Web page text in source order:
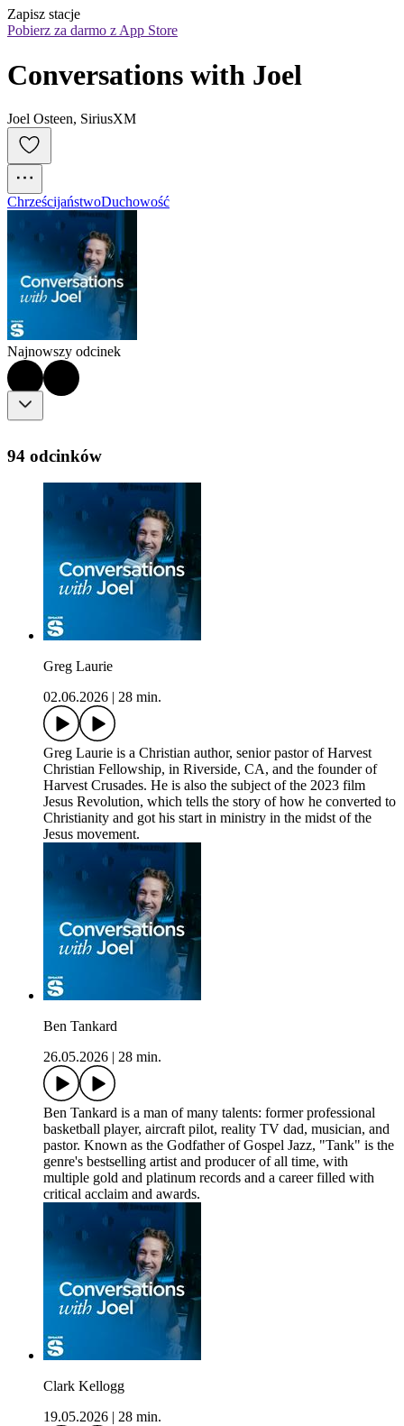
Zapisz stacje
Pobierz za darmo z App Store
Conversations with Joel
Joel Osteen, SiriusXM
ChrześcijaństwoDuchowość
Najnowszy odcinek
94 odcinków
Greg Laurie
02.06.2026
28 min.
Greg Laurie is a Christian author, senior pastor of Harvest
Christian Fellowship, in Riverside, CA, and the founder of
Harvest Crusades. He is also the subject of the 2023 film
Jesus Revolution, which tells the story of how he converted to
Christianity and got his start in ministry in the midst of the
Jesus movement.
Ben Tankard
26.05.2026
28 min.
Ben Tankard is a man of many talents: former professional
basketball player, aircraft pilot, reality TV dad, musician, and
pastor. Known as the Godfather of Gospel Jazz, "Tank" is the
genre's bestselling artist and producer of all time, with
multiple gold and platinum records and a career filled with
critical acclaim and awards.
Clark Kellogg
19.05.2026
28 min.